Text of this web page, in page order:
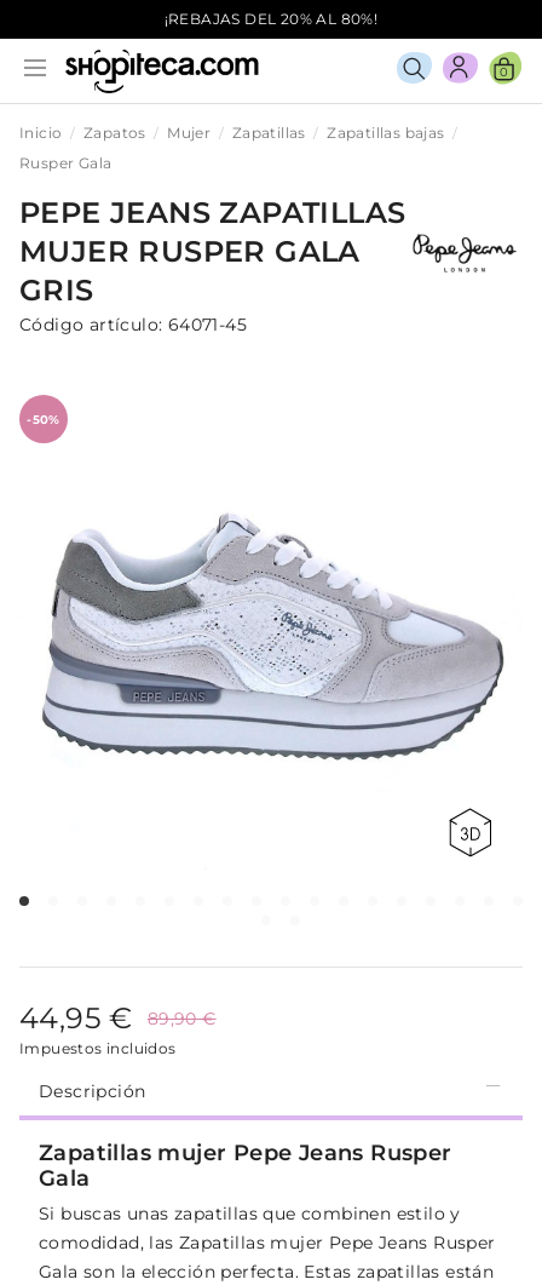
¡REBAJAS DEL 20% AL 80%!
0
Inicio Zapatos Mujer Zapatillas
Zapatillas bajas
Rusper Gala
PEPE JEANS ZAPATILLAS
MUJER RUSPER GALA
GRIS
Código artículo: 64071-45
-50%
44,95 € 89,90 €
Impuestos incluidos
Descripción
Zapatillas mujer Pepe Jeans Rusper
Gala
Si buscas unas zapatillas que combinen estilo y
comodidad, las Zapatillas mujer Pepe Jeans Rusper
Gala son la elección perfecta. Estas zapatillas están